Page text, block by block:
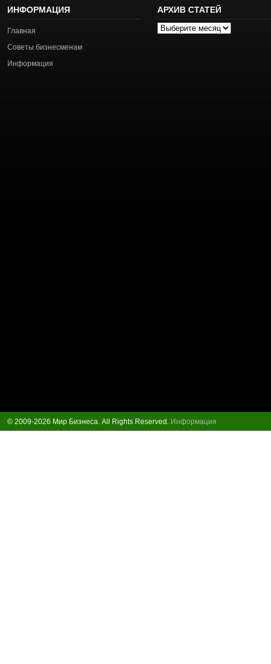
ИНФОРМАЦИЯ
Главная
Советы бизнесменам
Информация
АРХИВ СТАТЕЙ
Архив
© 2009-2026 Мир Бизнеса. All Rights Reserved. Информация